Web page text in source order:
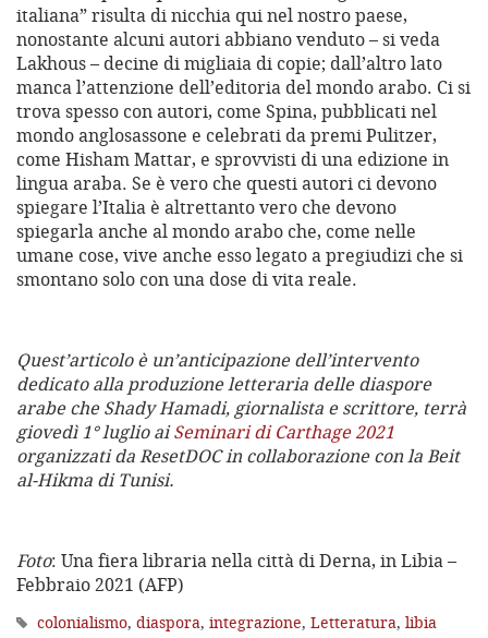
italiana” risulta di nicchia qui nel nostro paese,
nonostante alcuni autori abbiano venduto – si veda
Lakhous – decine di migliaia di copie; dall’altro lato
manca l’attenzione dell’editoria del mondo arabo. Ci si
trova spesso con autori, come Spina, pubblicati nel
mondo anglosassone e celebrati da premi Pulitzer,
come Hisham Mattar, e sprovvisti di una edizione in
lingua araba. Se è vero che questi autori ci devono
spiegare l’Italia è altrettanto vero che devono
spiegarla anche al mondo arabo che, come nelle
umane cose, vive anche esso legato a pregiudizi che si
smontano solo con una dose di vita reale.
Quest’articolo è un’anticipazione dell’intervento
dedicato alla produzione letteraria delle diaspore
arabe che Shady Hamadi, giornalista e scrittore, terrà
giovedì 1° luglio aiSeminari di Carthage 2021
organizzati da ResetDOC in collaborazione con la Beit
al-Hikma di Tunisi.
Foto: Una fiera libraria nella città di Derna, in Libia –
Febbraio 2021 (AFP)
colonialismo, diaspora, integrazione, Letteratura, libia